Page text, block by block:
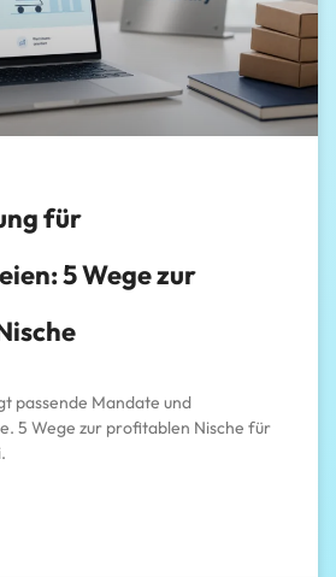
für
5 Wege zur
passende Mandate und
5 Wege zur profitablen Nische für